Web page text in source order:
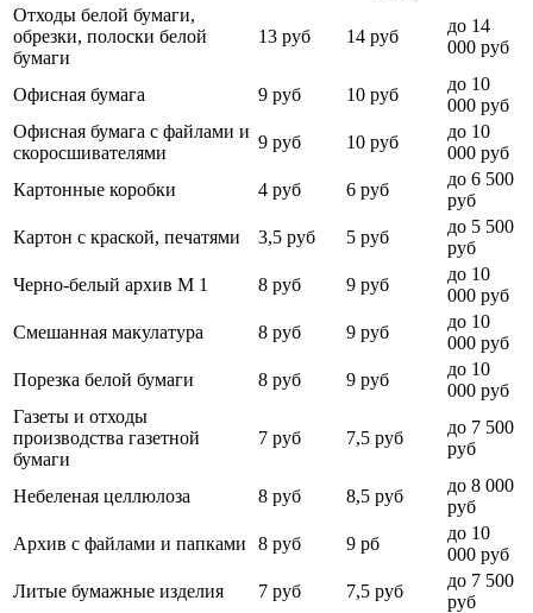
Отходы белой бумаги,
обрезки, полоски белой
бумаги
13 руб 14 руб
до 14
000 руб
Офисная бумага 9 руб 10 руб
до 10
000 руб
Офисная бумага с файлами и
скоросшивателями
9 руб 10 руб
до 10
000 руб
Картонные коробки
4 руб 6 руб
до 6 500
руб
Картон с краской, печатями
3,5 руб 5 руб
до 5 500
руб
Черно-белый архив М 1
8 руб 9 руб
до 10
000 руб
Смешанная макулатура
8 руб 9 руб
до 10
000 руб
Порезка белой бумаги
8 руб 9 руб
до 10
000 руб
Газеты и отходы
производства газетной
бумаги
7 руб 7,5 руб
до 7 500
руб
Небеленая целлюлоза 8 руб 8,5 руб
до 8 000
руб
Архив с файлами и папками
8 руб 9 рб
до 10
000 руб
Литые бумажные изделия
7 руб 7,5 руб
до 7 500
руб